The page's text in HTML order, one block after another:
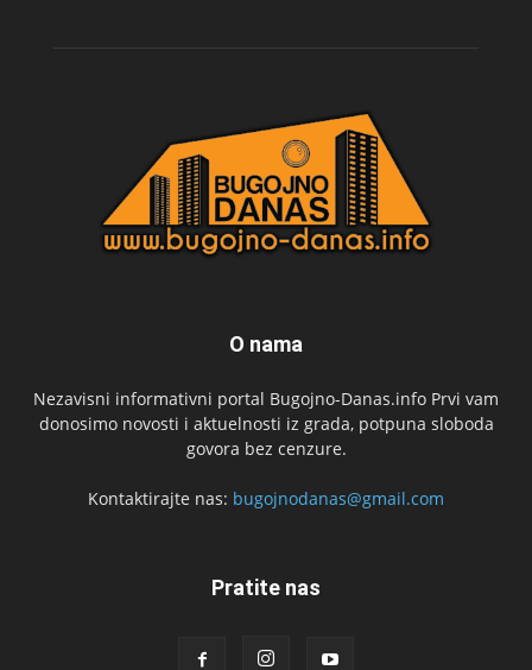
O nama
Nezavisni informativni portal Bugojno-Danas.info Prvi vam
donosimo novosti i aktuelnosti iz grada, potpuna sloboda
govora bez cenzure.
Kontaktirajte nas: bugojnodanas@gmail.com
Pratite nas